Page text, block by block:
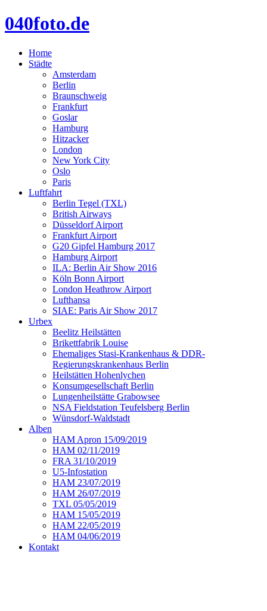
040foto.de
Home
Städte
Amsterdam
Berlin
Braunschweig
Frankfurt
Goslar
Hamburg
Hitzacker
London
New York City
Oslo
Paris
Luftfahrt
Berlin Tegel (TXL)
British Airways
Düsseldorf Airport
Frankfurt Airport
G20 Gipfel Hamburg 2017
Hamburg Airport
ILA: Berlin Air Show 2016
Köln Bonn Airport
London Heathrow Airport
Lufthansa
SIAE: Paris Air Show 2017
Urbex
Beelitz Heilstätten
Brikettfabrik Louise
Ehemaliges Stasi-Krankenhaus & DDR-
Regierungskrankenhaus Berlin
Heilstätten Hohenlychen
Konsumgesellschaft Berlin
Lungenheilstätte Grabowsee
NSA Fieldstation Teufelsberg Berlin
Wünsdorf-Waldstadt
Alben
HAM Apron 15/09/2019
HAM 02/11/2019
FRA 31/10/2019
U5-Infostation
HAM 23/07/2019
HAM 26/07/2019
TXL 05/05/2019
HAM 15/05/2019
HAM 22/05/2019
HAM 04/06/2019
Kontakt